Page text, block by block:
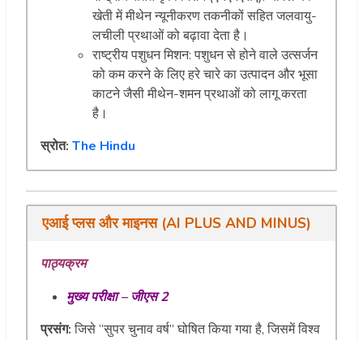
खेती में मीथेन न्यूनीकरण तकनीकों सहित जलवायु-
लचीली प्रथाओं को बढ़ावा देता है।
राष्ट्रीय पशुधन मिशन: पशुधन से होने वाले उत्सर्जन
को कम करने के लिए हरे चारे का उत्पादन और भूसा
काटने जैसी मीथेन-शमन प्रथाओं को लागू करता
है।
स्रोत: The Hindu
एआई प्लस और माइनस(AI PLUS AND MINUS)
पाठ्यक्रम
मुख्य परीक्षा – जीएस 2
प्रसंग:जिसे “सुपर चुनाव वर्ष” घोषित किया गया है, जिसमें विश्व